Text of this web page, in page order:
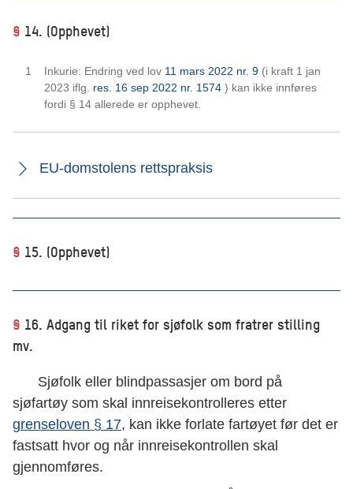
§ 14. (Opphevet)
Inkurie: Endring ved lov 11 mars 2022 nr. 9 (i kraft 1 jan
2023 iflg. res. 16 sep 2022 nr. 1574 ) kan ikke innføres
fordi § 14 allerede er opphevet.
EU-domstolens rettspraksis
§ 15. (Opphevet)
§ 16. Adgang til riket for sjøfolk som fratrer stilling
mv.
Sjøfolk eller blindpassasjer om bord på
sjøfartøy som skal innreisekontrolleres etter
grenseloven § 17, kan ikke forlate fartøyet før det er
fastsatt hvor og når innreisekontrollen skal
gjennomføres.